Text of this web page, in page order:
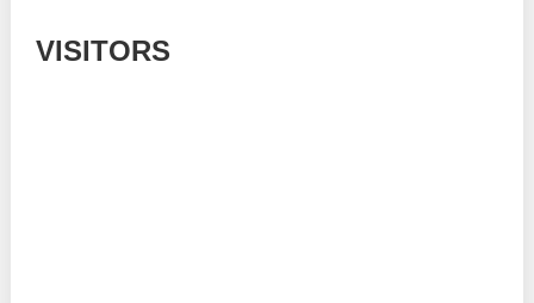
VISITORS